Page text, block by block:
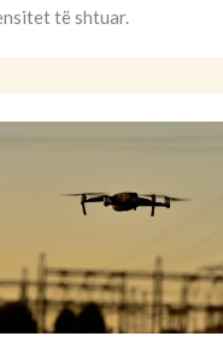
të shtuar.